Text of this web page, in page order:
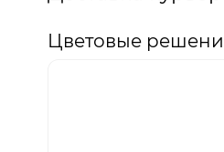
Цветовые